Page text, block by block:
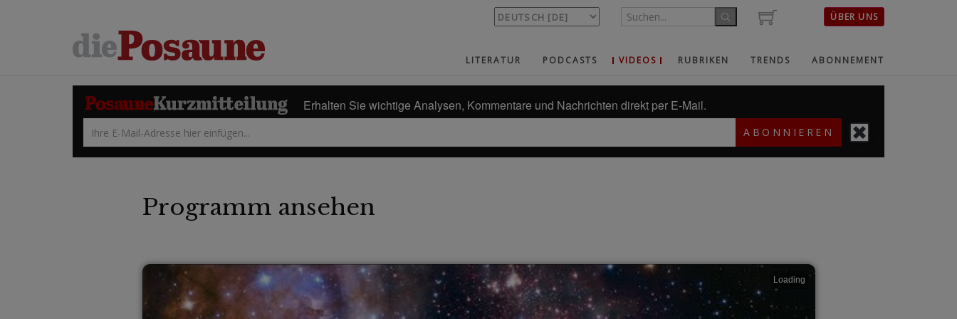
ÜBER UNS
LITERATUR PODCASTS VIDEOS RUBRIKEN TRENDS ABONNEMENT
Erhalten Sie wichtige Analysen, Kommentare und Nachrichten direkt per E-Mail.
ABONNIEREN
Programm ansehen
Loading